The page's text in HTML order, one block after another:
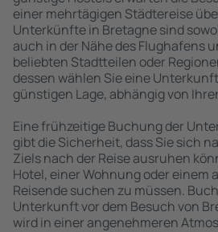
einer mehrtägigen Städtereise
Unterkünfte in Bretagne sind
auch in der Nähe des Flughafens
beliebten Stadtteilen oder
dessen wählen Sie eine
günstigen Lage, abhängig von
Eine frühzeitige Buchung der
gibt die Sicherheit, dass Sie sich
Ziels nach der Reise ausruhen
Hotel, einer Wohnung oder einem
Reisende suchen zu müssen.
Unterkunft vor dem Besuch von
wird in einer angenehmeren